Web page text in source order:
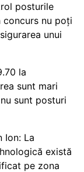
posturile
nu poți
unui
la
sunt mari
sunt posturi
Ion: La
există
pe zona